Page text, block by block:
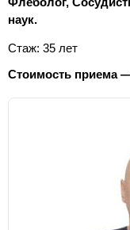
наук.
Стаж: 35 лет
Стоимость приема